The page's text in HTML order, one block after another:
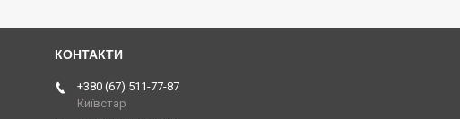
+380 (67) 511-77-87
Київстар